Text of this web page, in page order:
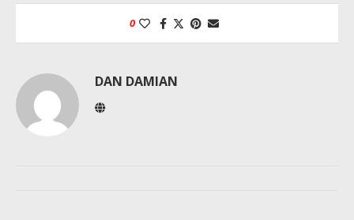
0
DAN DAMIAN